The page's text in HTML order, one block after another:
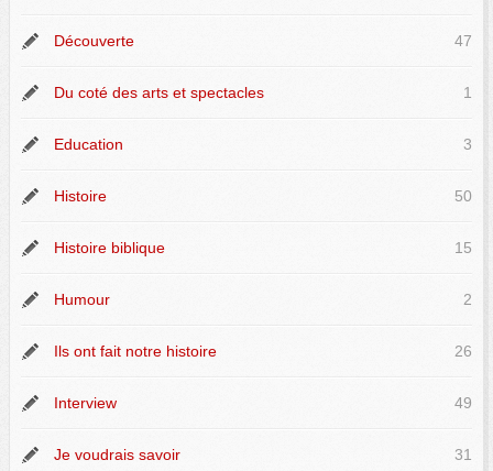
Découverte 47
Du coté des arts et spectacles 1
Education 3
Histoire 50
Histoire biblique 15
Humour 2
Ils ont fait notre histoire 26
Interview 49
Je voudrais savoir 31